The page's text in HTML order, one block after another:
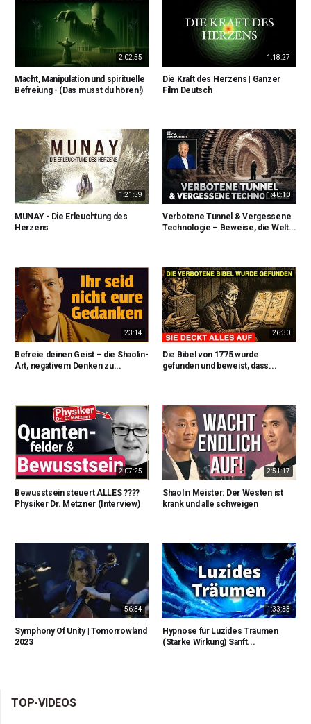
2:02:55
Macht, Manipulation und spirituelle
Befreiung - (Das musst du hören!)
1:18:27
Die Kraft des Herzens | Ganzer
Film Deutsch
1:21:59
MUNAY - Die Erleuchtung des
Herzens
1:40:10
Verbotene Tunnel & Vergessene
Technologie – Beweise, die Welt...
23:14
Befreie deinen Geist – die Shaolin-
Art, negativem Denken zu...
26:30
Die Bibel von 1775 wurde
gefunden und beweist, dass...
2:07:25
Bewusstsein steuert ALLES ????
Physiker Dr. Metzner (Interview)
2:51:17
Shaolin Meister: Der Westen ist
krank und alle schweigen
56:34
Symphony Of Unity | Tomorrowland
2023
1:33:33
Hypnose für Luzides Träumen
(Starke Wirkung) Sanft...
TOP-VIDEOS